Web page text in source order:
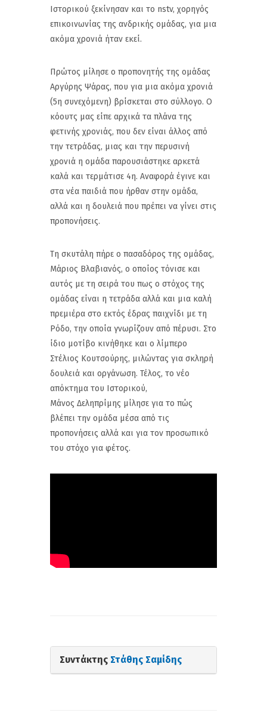
Ιστορικού ξεκίνησαν και το nstv, χορηγός
επικοινωνίας της ανδρικής ομάδας, για μια
ακόμα χρονιά ήταν εκεί.
Πρώτος μίλησε ο προπονητής της ομάδας
Αργύρης Ψάρας, που για μια ακόμα χρονιά
(5η συνεχόμενη) βρίσκεται στο σύλλογο. Ο
κόουτς μας είπε αρχικά τα πλάνα της
φετινής χρονιάς, που δεν είναι άλλος από
την τετράδας, μιας και την περυσινή
χρονιά η ομάδα παρουσιάστηκε αρκετά
καλά και τερμάτισε 4η. Αναφορά έγινε και
στα νέα παιδιά που ήρθαν στην ομάδα,
αλλά και η δουλειά που πρέπει να γίνει στις
προπονήσεις.
Τη σκυτάλη πήρε ο πασαδόρος της ομάδας,
Μάριος Βλαβιανός, ο οποίος τόνισε και
αυτός με τη σειρά του πως ο στόχος της
ομάδας είναι η τετράδα αλλά και μια καλή
πρεμιέρα στο εκτός έδρας παιχνίδι με τη
Ρόδο, την οποία γνωρίζουν από πέρυσι. Στο
ίδιο μοτίβο κινήθηκε και ο λίμπερο
Στέλιος Κουτσούρης, μιλώντας για σκληρή
δουλειά και οργάνωση. Τέλος, το νέο
απόκτημα του Ιστορικού,
Μάνος Δεληπρίμης μίλησε για το πώς
βλέπει την ομάδα μέσα από τις
προπονήσεις αλλά και για τον προσωπικό
του στόχο για φέτος.
Συντάκτης Στάθης Σαμίδης